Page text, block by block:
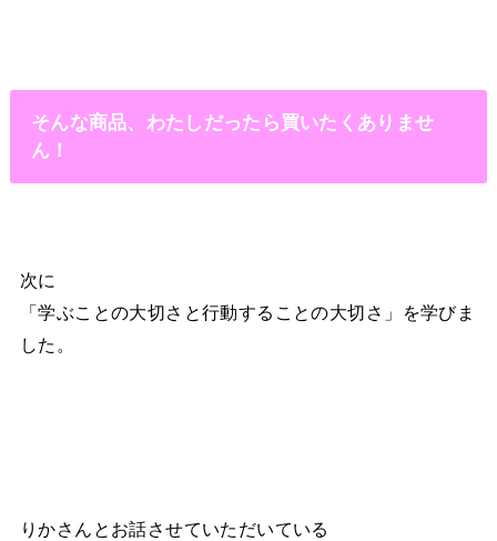
そんな商品、わたしだったら買いたくありませ
ん！
次に
「学ぶことの大切さと行動することの大切さ」を学びま
した。
りかさんとお話させていただいている